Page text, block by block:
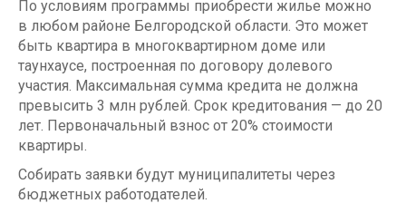
По условиям программы приобрести жилье можно
в любом районе Белгородской области. Это может
быть квартира в многоквартирном доме или
таунхаусе, построенная по договору долевого
участия. Максимальная сумма кредита не должна
превысить 3 млн рублей. Срок кредитования — до 20
лет. Первоначальный взнос от 20% стоимости
квартиры.
Собирать заявки будут муниципалитеты через
бюджетных работодателей.